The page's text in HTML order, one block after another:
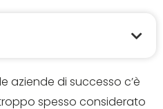
aziende di successo c’è
spesso considerato